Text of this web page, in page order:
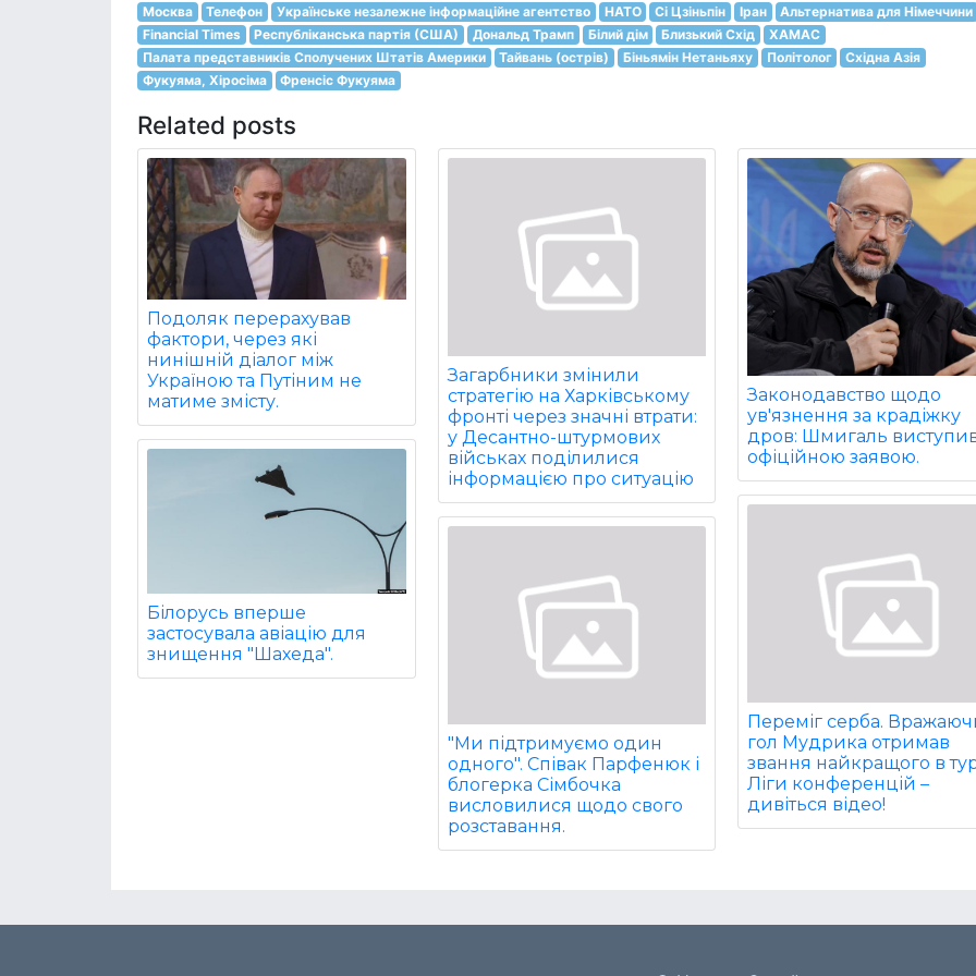
Москва Телефон Українське незалежне інформаційне агентство НАТО Сі Цзіньпін Іран
Альтернатива для Німеччини
Financial Times
Республіканська партія (США) Дональд Трамп Білий дім Близький Схід
ХАМАС
Палата представників Сполучених Штатів Америки
Тайвань (острів) Біньямін Нетаньяху Політолог
Східна Азія
Фукуяма, Хіросіма
Френсіс Фукуяма
Related posts
Подоляк перерахував
фактори, через які
нинішній діалог між
Україною та Путіним не
матиме змісту.
Білорусь вперше
застосувала авіацію для
знищення "Шахеда".
Загарбники змінили
стратегію на Харківському
фронті через значні втрати:
у Десантно-штурмових
військах поділилися
інформацією про ситуацію
"Ми підтримуємо один
одного". Співак Парфенюк і
блогерка Сімбочка
висловилися щодо свого
розставання.
Законодавство щодо
ув'язнення за крадіжку
дров: Шмигаль
офіційною заявою.
Переміг серба.
гол Мудрика отримав
звання найкращого в
Ліги конференцій –
дивіться відео!